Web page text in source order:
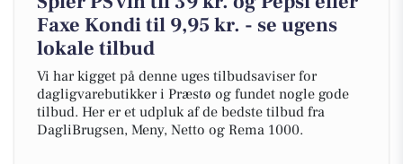
Faxe Kondi til 9,95 kr. - se ugens
lokale tilbud
Vi har kigget på denne uges tilbudsaviser for
dagligvarebutikker i Præstø og fundet nogle gode
tilbud. Her er et udpluk af de bedste tilbud fra
DagliBrugsen, Meny, Netto og Rema 1000.